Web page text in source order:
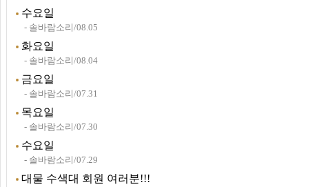
수요일
- 솔바람소리/08.05
화요일
- 솔바람소리/08.04
금요일
- 솔바람소리/07.31
목요일
- 솔바람소리/07.30
수요일
- 솔바람소리/07.29
대물 수색대 회원 여러분!!!